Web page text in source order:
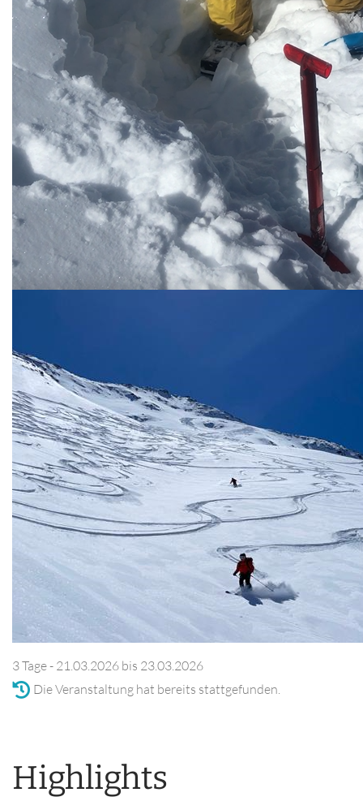
3 Tage - 21.03.2026 bis 23.03.2026
Die Veranstaltung hat bereits stattgefunden.
Highlights